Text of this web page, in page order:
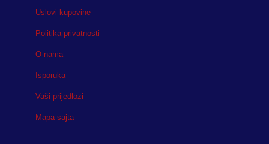
Uslovi kupovine
Politika privatnosti
O nama
Isporuka
Vaši prijedlozi
Mapa sajta